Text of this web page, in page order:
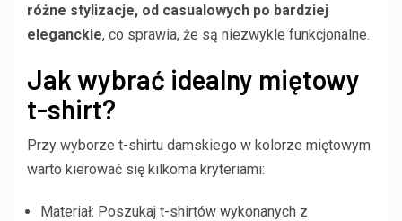
różne stylizacje, od casualowych po bardziej
eleganckie, co sprawia, że są niezwykle funkcjonalne.
Jak wybrać idealny miętowy
t-shirt?
Przy wyborze t-shirtu damskiego w kolorze miętowym
warto kierować się kilkoma kryteriami:
Materiał: Poszukaj t-shirtów wykonanych z